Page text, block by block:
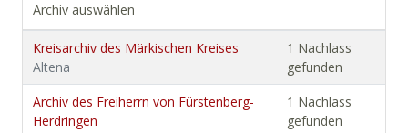
Archiv auswählen
Kreisarchiv des Märkischen Kreises
Altena
1 Nachlass
gefunden
Archiv des Freiherrn von Fürstenberg-
Herdringen
1 Nachlass
gefunden